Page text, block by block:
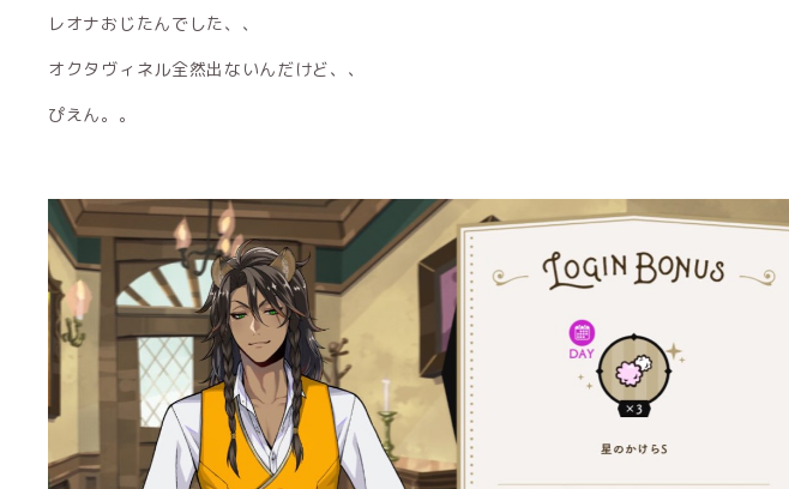
レオナおじたんでした、、
オクタヴィネル全然出ないんだけど、、
ぴえん。。